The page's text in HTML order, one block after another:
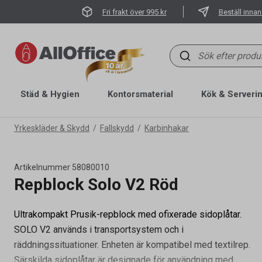
Fri frakt över 995 kr Beställ
Städ & Hygien Kontorsmaterial Kök &
Yrkeskläder & Skydd Fallskydd Karbinhakar
Artikelnummer 58080010
Repblock Solo V2 Röd
Ultrakompakt Prusik-repblock med ofixerade sidoplåtar.
SOLO V2 används i transportsystem och i
räddningssituationer. Enheten är kompatibel med textilrep.